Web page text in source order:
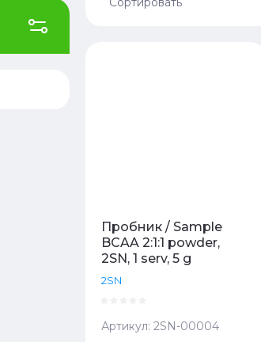
Пробник / Sample
BCAA 2:1:1 powder,
2SN, 1 serv, 5 g
2SN
Артикул: 2SN-00004